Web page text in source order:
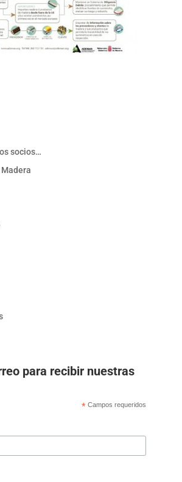
socios…
para recibir nuestras
* Campos requeridos